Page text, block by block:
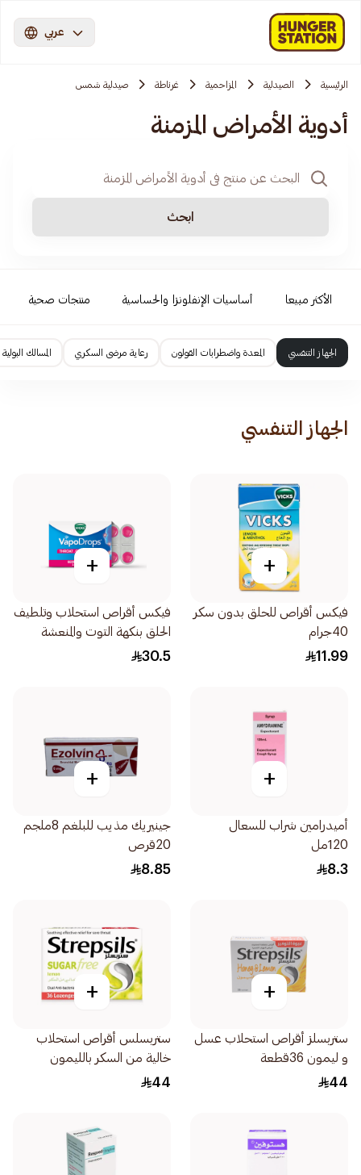
عربي
الرئيسية الصيدلية المزاحمية‎‎ غرناطة صيدلية شمس
أدوية الأمراض المزمنة
ابحث
الأكثر مبيعا أساسيات الإنفلونزا والحساسية منتجات صحية
الجهاز التنفسي المعدة واضطرابات القولون رعاية مرضى السكري المسالك البولية
الجهاز التنفسي
+
فيكس أقراص للحلق بدون سكر
40جرام
11.99
+
فيكس أقراص استحلاب وتلطيف
الحلق بنكهة التوت والمنعشة
الفعالة 16قرص
30.5
+
أميدرامين شراب للسعال
120مل
8.3
+
جينيريك مذيب للبلغم 8ملجم
20قرص
8.85
+
ستربسلز أقراص استحلاب عسل
و ليمون 36قطعة
44
+
ستربسلس أقراص استحلاب
خالية من السكر بالليمون
36قرص
44